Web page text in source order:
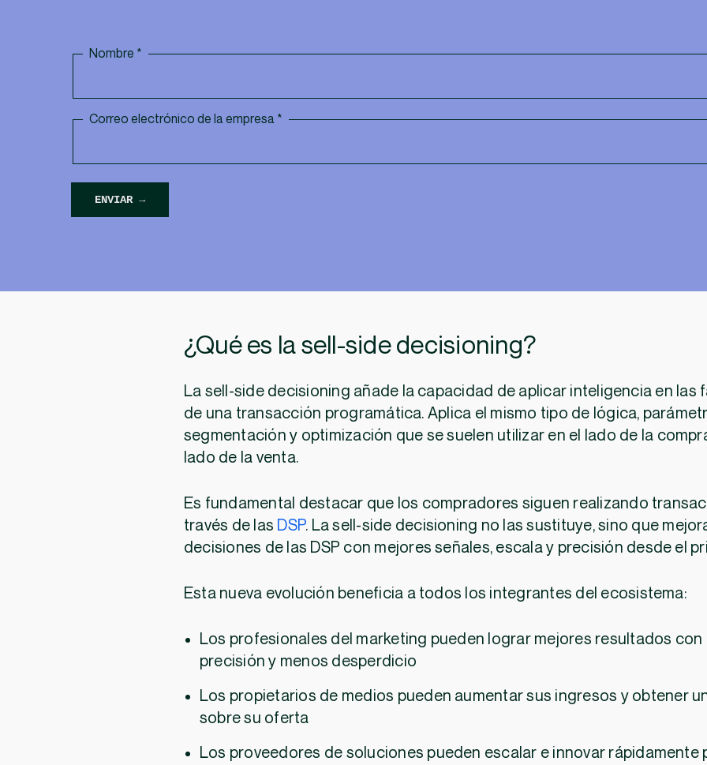
¿Qué es la sell-side decisioning?
La sell-side decisioning añade la capacidad de aplicar inteligencia en las
de una transacción programática. Aplica el mismo tipo de lógica,
segmentación y optimización que se suelen utilizar en el lado de la
lado de la venta.
Es fundamental destacar que los compradores siguen realizando
través de las DSP. La sell-side decisioning no las sustituye, sino que
decisiones de las DSP con mejores señales, escala y precisión desde el
Esta nueva evolución beneficia a todos los integrantes del ecosistema:
Los profesionales del marketing pueden lograr mejores resultados con
precisión y menos desperdicio
Los propietarios de medios pueden aumentar sus ingresos y obtener
sobre su oferta
Los proveedores de soluciones pueden escalar e innovar rápidamente